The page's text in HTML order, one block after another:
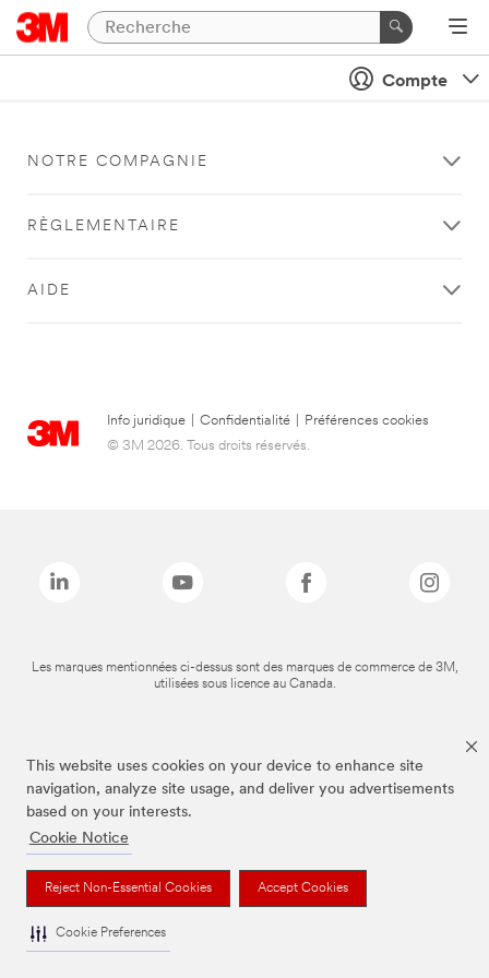
This website uses cookies on your device to enhance site
navigation, analyze site usage, and deliver you advertisements
based on your interests.
Cookie Notice
Reject Non-Essential Cookies Accept Cookies
Cookie Preferences
Compte
NOTRE COMPAGNIE
RÈGLEMENTAIRE
AIDE
Info juridique Confidentialité
Préférences cookies
© 3M 2026. Tous droits réservés.
Les marques mentionnées ci-dessus sont des marques de commerce de 3M,
utilisées sous licence au Canada.